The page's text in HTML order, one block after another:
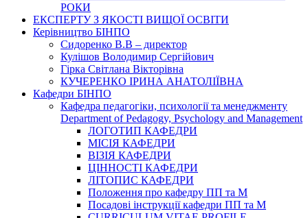
РОКИ
ЕКСПЕРТУ З ЯКОСТІ ВИЩОЇ ОСВІТИ
Керівництво БІНПО
Сидоренко В.В – директор
Кулішов Володимир Сергійович
Гірка Світлана Вікторівна
КУЧЕРЕНКО ІРИНА АНАТОЛІЇВНА
Кафедри БІНПО
Кафедра педагогіки, психології та менеджменту
Department of Pedagogy, Psychology and Management
ЛОГОТИП КАФЕДРИ
МІСІЯ КАФЕДРИ
ВІЗІЯ КАФЕДРИ
ЦІННОСТІ КАФЕДРИ
ЛІТОПИС КАФЕДРИ
Положення про кафедру ПП та М
Посадові інструкції кафедри ПП та М